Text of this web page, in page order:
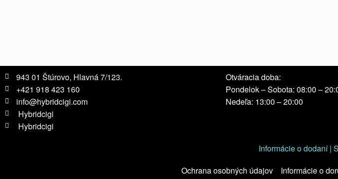
943 01 Štúrovo, Hlavná 7/123.
+421 918 423 160
info@hybridcigi.com
Hybridcigi
Hybridcigi
Otváracia doba:
Pondelok – Sobota: 08:00 –
Nedeľa: 13:00 – 20:00
Informácie o dodaní |
Ochrana osobných údajov
Informácie o